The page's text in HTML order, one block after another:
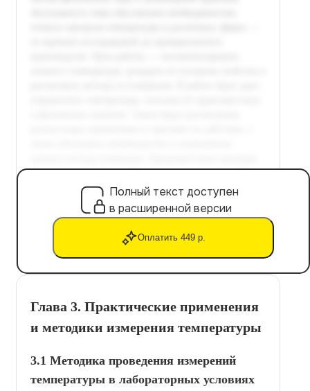
Полный текст доступен
в расширенной версии
Оплатить 449 р.
Глава 3. Практические применения
и методики измерения температуры
3.1 Методика проведения измерений
температуры в лабораторных условиях